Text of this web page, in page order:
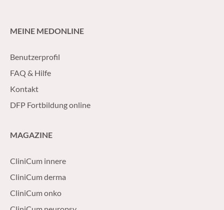
MEINE MEDONLINE
Benutzerprofil
FAQ & Hilfe
Kontakt
DFP Fortbildung online
MAGAZINE
CliniCum innere
CliniCum derma
CliniCum onko